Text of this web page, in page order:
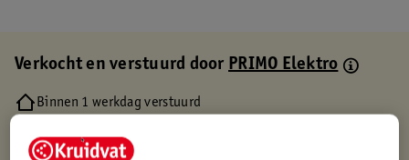
Verkocht en verstuurd doorPRIMO Elektro
Binnen 1 werkdag verstuurd
Gratis retourneren via verkooppartner.